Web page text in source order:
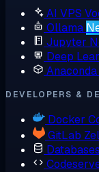
AI VPS
Ollama
Jupyter
Deep
Anaconda
DEVELOPERS &
Docker
GitLab
Databases